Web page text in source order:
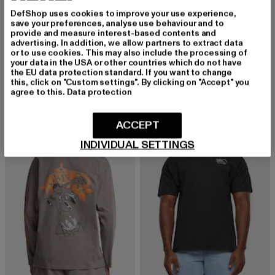
K1X
K1X Logo Hoodie
38,99 EUR
Derzeitiger Preis: 38,99 EUR
59,99 EURAktionspreis: 59,99 EUR
K1X
Python
26,79 EUR
Derzeitiger Preis: 26,79 EUR
39,99 EUR Aktionspreis:
-40%
DefShop uses cookies to improve your use experience,
save your preferences, analyse use behaviour and to
provide and measure interest-based contents and
advertising. In addition, we allow partners to extract data
or to use cookies. This may also include the processing of
your data in the USA or other countries which do not have
the EU data protection standard. If you want to change
this, click on "Custom settings". By clicking on "Accept" you
agree to this. Data protection
INDIVIDUAL SETTINGS
ACCEPT